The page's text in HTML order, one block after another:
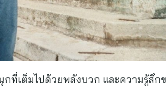
กที่เต็มไปด้วยพลังบวก และความรู้สึ